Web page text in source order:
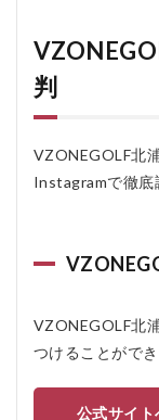
判
VZONEGOLF北
Instagramで徹底
VZONEGOLF北
つけることがで
公式サイト